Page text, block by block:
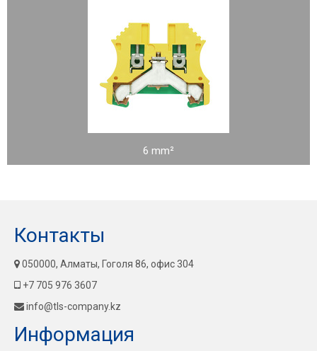
6 mm²
Контакты
050000, Алматы, Гоголя 86, офис 304
+7 705 976 3607
info@tls-company.kz
Информация